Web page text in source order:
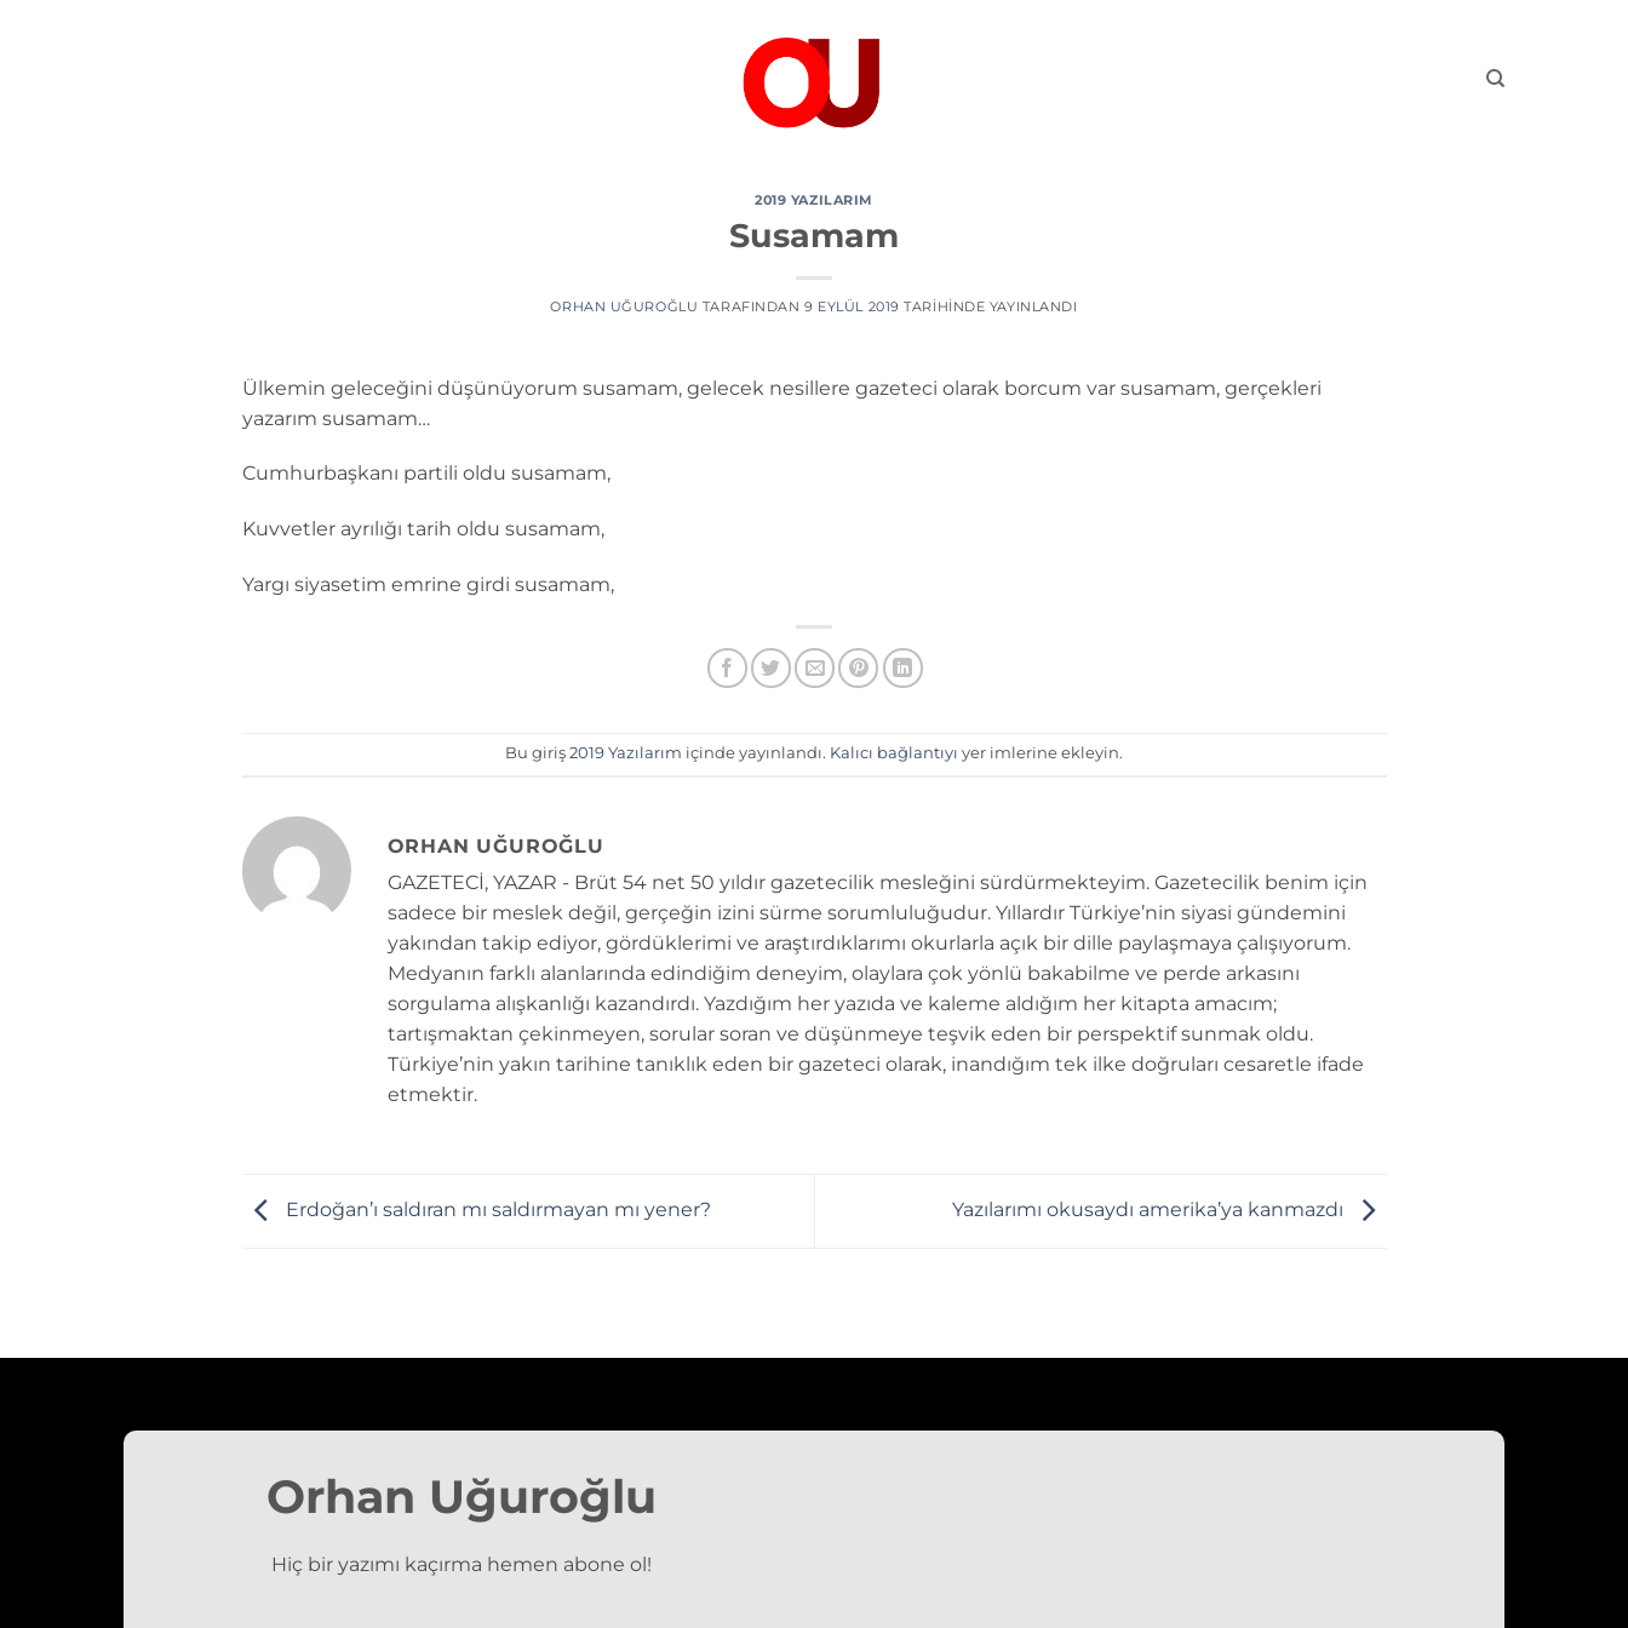
2019 YAZILARIM
Susamam
ORHAN UĞUROĞLU TARAFINDAN 9 EYLÜL 2019 TARIHINDE YAYINLANDI
Ülkemin geleceğini düşünüyorum susamam, gelecek nesillere gazeteci olarak borcum var susamam, gerçekleri
yazarım susamam…
Cumhurbaşkanı partili oldu susamam,
Kuvvetler ayrılığı tarih oldu susamam,
Yargı siyasetim emrine girdi susamam,
Bu giriş 2019 Yazılarım içinde yayınlandı. Kalıcı bağlantıyı yer imlerine ekleyin.
ORHAN UĞUROĞLU
GAZETECİ, YAZAR - Brüt 54 net 50 yıldır gazetecilik mesleğini sürdürmekteyim. Gazetecilik benim için
sadece bir meslek değil, gerçeğin izini sürme sorumluluğudur. Yıllardır Türkiye’nin siyasi gündemini
yakından takip ediyor, gördüklerimi ve araştırdıklarımı okurlarla açık bir dille paylaşmaya çalışıyorum.
Medyanın farklı alanlarında edindiğim deneyim, olaylara çok yönlü bakabilme ve perde arkasını
sorgulama alışkanlığı kazandırdı. Yazdığım her yazıda ve kaleme aldığım her kitapta amacım;
tartışmaktan çekinmeyen, sorular soran ve düşünmeye teşvik eden bir perspektif sunmak oldu.
Türkiye’nin yakın tarihine tanıklık eden bir gazeteci olarak, inandığım tek ilke doğruları cesaretle ifade
etmektir.
Erdoğan’ı saldıran mı saldırmayan mı yener? Yazılarımı okusaydı amerika’ya kanmazdı
Orhan Uğuroğlu
Hiç bir yazımı kaçırma hemen abone ol!